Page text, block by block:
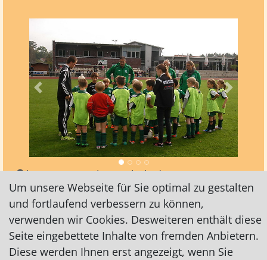
Vorheriges
http://www.vsk-osterholz.de
http://www.vskfussball.de
auf Facebook
Verein für Sport und Körperpflege von 1848 e.V.
Um unsere Webseite für Sie optimal zu gestalten
und fortlaufend verbessern zu können,
verwenden wir Cookies. Desweiteren enthält diese
Seite eingebettete Inhalte von fremden Anbietern.
Diese werden Ihnen erst angezeigt, wenn Sie